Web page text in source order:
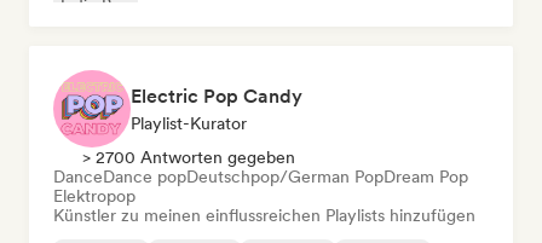
Indie-Pop
Electric Pop Candy
Playlist-Kurator
> 2700 Antworten gegeben
DanceDance popDeutschpop/German PopDream Pop
Elektropop
Künstler zu meinen einflussreichen Playlists hinzufügen